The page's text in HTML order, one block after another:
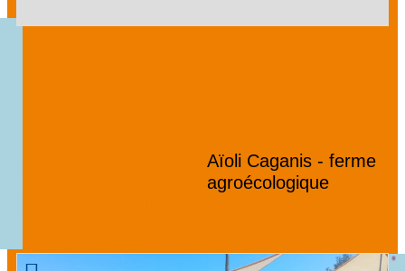
Aïoli Caganis - ferme
agroécologique
Nous vous suggérons